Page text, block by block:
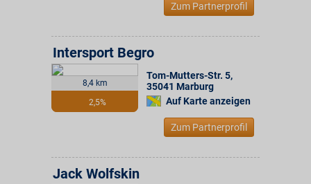
Zum Partnerprofil
8,4 km
2,5%
Intersport Begro
Tom-Mutters-Str. 5,
35041 Marburg
Auf Karte anzeigen
Zum Partnerprofil
Jack Wolfskin